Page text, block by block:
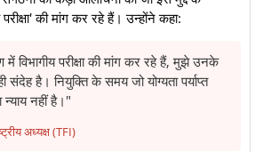
की मांग कर रहे हैं। उन्होंने कहा:
विभागीय परीक्षा की मांग कर रहे हैं, मुझे उनके
संदेह है। नियुक्ति के समय जो योग्यता पर्याप्त
नहीं है।"
अध्यक्ष (TFI)